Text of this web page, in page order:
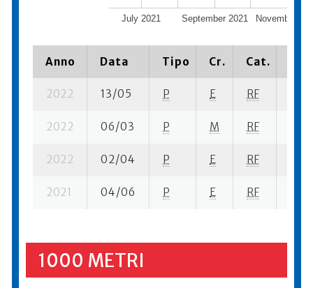
July 2021 September 2021 November
Anno Data Tipo Cr. Cat.
2022 13/05 P E RF
2022 06/03 P M RF
2022 02/04 P E RF
2021 04/06 P E RF
1000 METRI